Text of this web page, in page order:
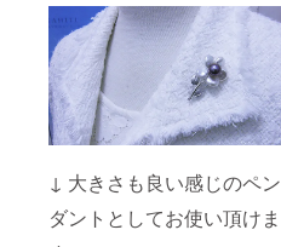
↓ 大きさも良い感じのペン
ダントとしてお使い頂けま